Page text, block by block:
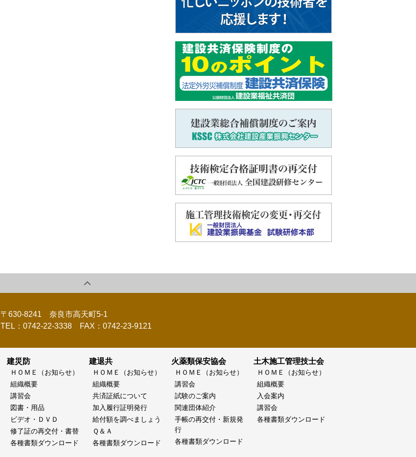
〒630-8241 奈良市高天町5-1
TEL：0742-22-3338 FAX：0742-23-9121
建災防
ＨＯＭＥ（お知らせ）
組織概要
講習会
図書・用品
ビデオ・ＤＶＤ
修了証の再交付・書替
各種書類ダウンロード
建退共
ＨＯＭＥ（お知らせ）
組織概要
共済証紙について
加入履行証明発行
給付額を調べましょう
Ｑ＆Ａ
各種書類ダウンロード
火薬類保安協会
ＨＯＭＥ（お知らせ）
講習会
試験のご案内
関連団体紹介
手帳の再交付・新規発
行
各種書類ダウンロード
土木施工管理技士会
ＨＯＭＥ（お知らせ）
組織概要
入会案内
講習会
各種書類ダウンロード